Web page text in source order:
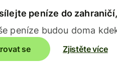
peníze do
peníze budou doma
se Zjistěte více